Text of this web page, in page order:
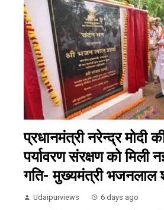
प्रधानमंत्री नरेन्द्र मोदी
पर्यावरण संरक्षण को मिली
गति- मुख्यमंत्री भजनलाल
Udaipurviews 6 days ago